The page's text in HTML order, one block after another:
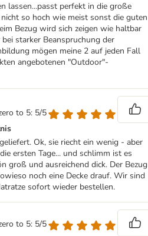
lassen...passt perfekt in die große
so hoch wie meist sonst die guten
Bezug wird sich zeigen wie haltbar
starker Beanspruchung der
mögen meine 2 auf jeden Fall
angebotenen "Outdoor"-
to 5: 5/5
Ok, sie riecht ein wenig - aber
ersten Tage... und schlimm ist es
groß und ausreichend dick. Der Bezug
noch eine Decke drauf. Wir sind
sofort wieder bestellen.
to 5: 5/5